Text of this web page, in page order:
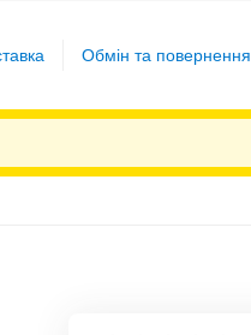
Обмін та повернення